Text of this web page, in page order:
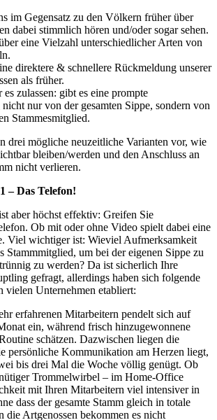
im Gegensatz zu den Völkern früher über
dabei stimmlich hören und/oder sogar sehen.
eine Vielzahl unterschiedlicher Arten von
direktere & schnellere Rückmeldung unserer
als früher.
zulassen: gibt es eine prompte
nur von der gesamten Sippe, sondern von
Stammesmitglied.
drei mögliche neuzeitliche Varianten vor, wie
bleiben/werden und den Anschluss an
nicht verlieren.
– Das Telefon!
aber höchst effektiv: Greifen Sie
Ob mit oder ohne Video spielt dabei eine
Viel wichtiger ist: Wieviel Aufmerksamkeit
Stammmitglied, um bei der eigenen Sippe zu
zu werden? Da ist sicherlich Ihre
gefragt, allerdings haben sich folgende
vielen Unternehmen etabliert:
erfahrenen Mitarbeitern pendelt sich auf
ein, während frisch hinzugewonnene
schätzen. Dazwischen liegen die
persönliche Kommunikation am Herzen liegt,
bis drei Mal die Woche völlig genügt. Ob
Trommelwirbel – im Home-Office
mit Ihren Mitarbeitern viel intensiver in
dass der gesamte Stamm gleich in totale
die Artgenossen bekommen es nicht